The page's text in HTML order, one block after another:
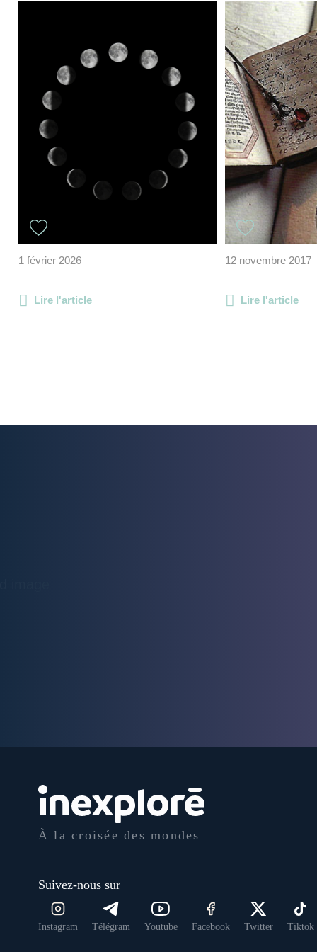
1 février 2026
Lire l'article
12 novembre 2017
Lire l'article
À la croisée des mondes
Suivez-nous sur
Instagram Télégram Youtube Facebook Twitter Tiktok